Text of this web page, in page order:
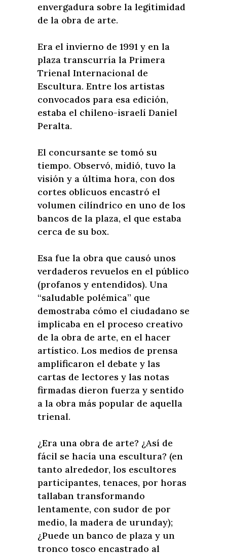
envergadura sobre la legitimidad
de la obra de arte.
Era el invierno de 1991 y en la
plaza transcurría la Primera
Trienal Internacional de
Escultura. Entre los artistas
convocados para esa edición,
estaba el chileno-israelí Daniel
Peralta.
El concursante se tomó su
tiempo. Observó, midió, tuvo la
visión y a última hora, con dos
cortes oblicuos encastró el
volumen cilíndrico en uno de los
bancos de la plaza, el que estaba
cerca de su box.
Esa fue la obra que causó unos
verdaderos revuelos en el público
(profanos y entendidos). Una
“saludable polémica” que
demostraba cómo el ciudadano se
implicaba en el proceso creativo
de la obra de arte, en el hacer
artístico. Los medios de prensa
amplificaron el debate y las
cartas de lectores y las notas
firmadas dieron fuerza y sentido
a la obra más popular de aquella
trienal.
¿Era una obra de arte? ¿Así de
fácil se hacía una escultura? (en
tanto alrededor, los escultores
participantes, tenaces, por horas
tallaban transformando
lentamente, con sudor de por
medio, la madera de urunday);
¿Puede un banco de plaza y un
tronco tosco encastrado al